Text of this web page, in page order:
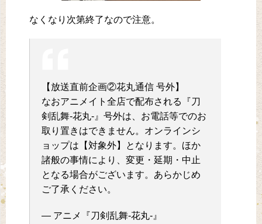
なくなり次第終了なので注意。
【放送直前企画②花丸通信 号外】
なおアニメイト全店で配布される『刀
剣乱舞-花丸-』号外は、お電話等でのお
取り置きはできません。オンラインシ
ョップは【対象外】となります。ほか
諸般の事情により、変更・延期・中止
となる場合がございます。あらかじめ
ご了承ください。
— アニメ『刀剣乱舞-花丸-』